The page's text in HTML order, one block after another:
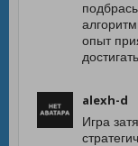
опыт
alexh-d
Игра